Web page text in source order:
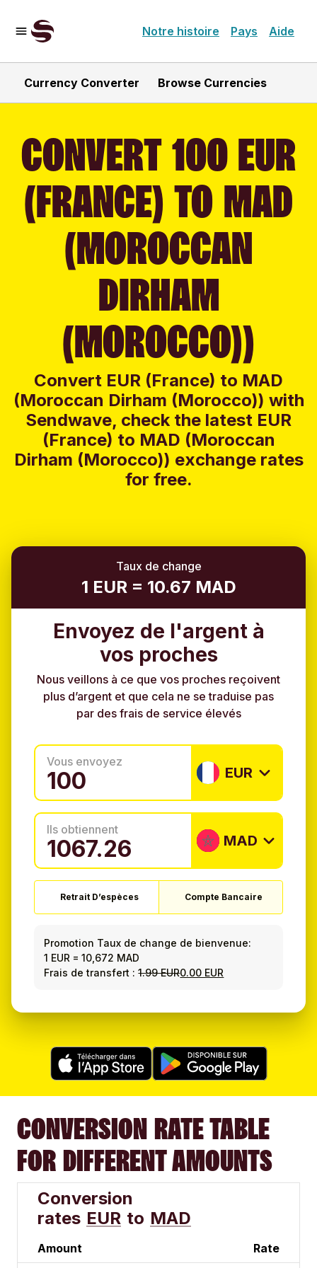
Notre histoire Pays Aide
Currency Converter Browse Currencies
CONVERT 100 EUR
(FRANCE) TO MAD
(MOROCCAN
DIRHAM
(MOROCCO))
Convert EUR (France) to MAD
(Moroccan Dirham (Morocco)) with
Sendwave, check the latest EUR
(France) to MAD (Moroccan
Dirham (Morocco)) exchange rates
for free.
Taux de change
1 EUR = 10.67 MAD
Envoyez de l'argent à
vos proches
Nous veillons à ce que vos proches reçoivent
plus d’argent et que cela ne se traduise pas
par des frais de service élevés
Vous envoyez
EUR
Ils obtiennent
MAD
Retrait D’espèces Compte Bancaire
Promotion Taux de change de bienvenue:
1 EUR =10,672 MAD
Frais de transfert :1.99 EUR0.00 EUR
CONVERSION RATE TABLE
FOR DIFFERENT AMOUNTS
Conversion
rates EUR to MAD
Amount Rate